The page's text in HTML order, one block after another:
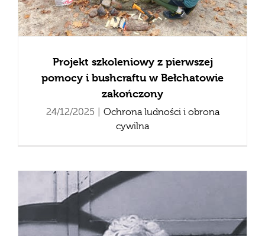
Projekt szkoleniowy z pierwszej
pomocy i bushcraftu w Bełchatowie
zakończony
24/12/2025
Ochrona ludności i obrona
cywilna